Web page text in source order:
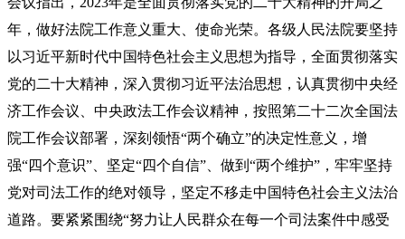
年，做好法院工作意义重大、使命光荣。各级人民法院要坚持
以习近平新时代中国特色社会主义思想为指导，全面贯彻落实
党的二十大精神，深入贯彻习近平法治思想，认真贯彻中央经
济工作会议、中央政法工作会议精神，按照第二十二次全国法
院工作会议部署，深刻领悟“两个确立”的决定性意义，增
强“四个意识”、坚定“四个自信”、做到“两个维护”，牢牢坚持
党对司法工作的绝对领导，坚定不移走中国特色社会主义法治
道路。要紧紧围绕“努力让人民群众在每一个司法案件中感受